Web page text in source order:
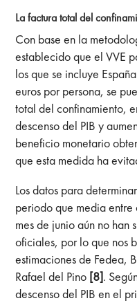
La factura total del
Con base en la
establecido que el VVE
los que se incluye
euros por persona, se
total del confinamiento,
descenso del PIB y
beneficio monetario
que esta medida ha
Los datos para
periodo que media
mes de junio aún no han
oficiales, por lo que nos
estimaciones de Fedea,
Rafael del Pino [8].
descenso del PIB en el